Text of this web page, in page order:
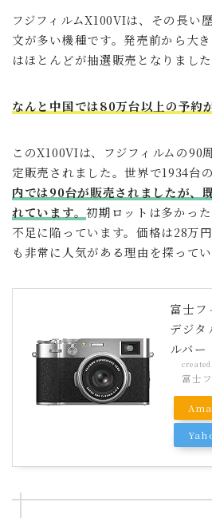
フジフィルムX100VIは、その長い
文が多い機種です。発売前から大
はほとんどが抽選販売となりました
なんと中国では80万台以上の予約
このX100VIは、フジフィルムの90
定販売されました。世界で1934台
内では90台が販売されましたが、
れています。初期ロットは多かっ
不足に陥っています。価格は28万
も非常に人気がある理由を探ってい
富士
デジ
ルバ
富士